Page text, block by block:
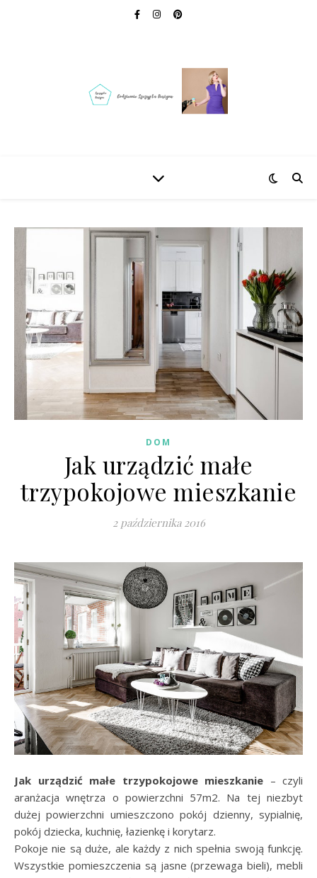
DOM
Jak urządzić małe
trzypokojowe mieszkanie
2 października 2016
Jak urządzić małe trzypokojowe mieszkanie – czyli
aranżacja wnętrza o powierzchni 57m2. Na tej niezbyt
dużej powierzchni umieszczono pokój dzienny, sypialnię,
pokój dziecka, kuchnię, łazienkę i korytarz.
Pokoje nie są duże, ale każdy z nich spełnia swoją funkcję.
Wszystkie pomieszczenia są jasne (przewaga bieli), mebli